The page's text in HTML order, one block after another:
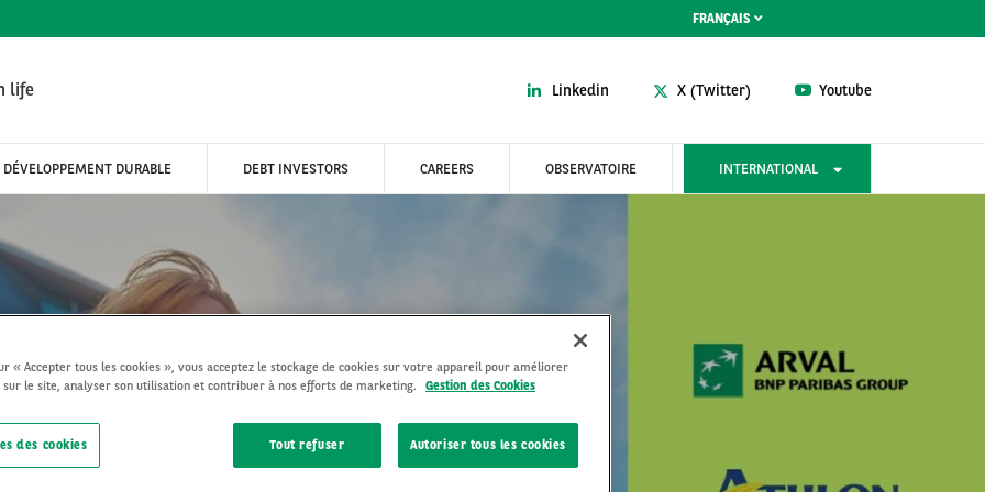
FRANÇAIS
life Linkedin X (Twitter) Youtube
DÉVELOPPEMENT DURABLE DEBT INVESTORS CAREERS OBSERVATOIRE INTERNATIONAL
« Accepter tous les cookies », vous acceptez le stockage de cookies sur votre appareil pour améliorer
sur le site, analyser son utilisation et contribuer à nos efforts de marketing.
Gestion des Cookies
Tout refuser Autoriser tous les cookies
des cookies